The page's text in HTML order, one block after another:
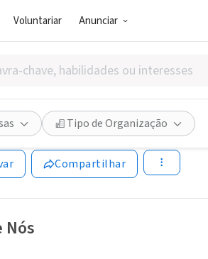
Voluntariar Anunciar
Tipo de Organização
Remain: Nos
NY |www.prnq.org
Compartilhar
Nós